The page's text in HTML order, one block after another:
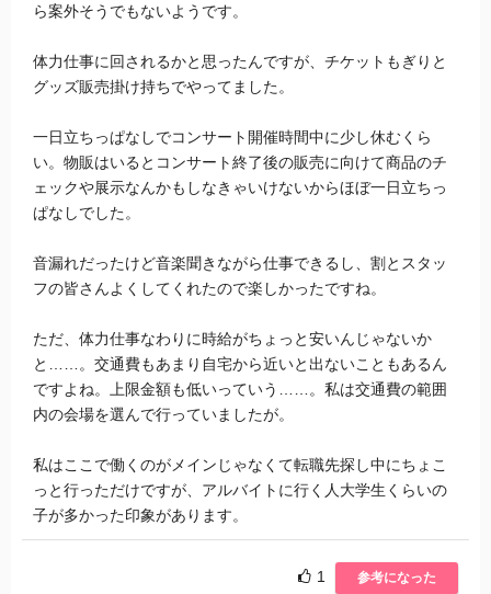
ら案外そうでもないようです。
体力仕事に回されるかと思ったんですが、チケットもぎりと
グッズ販売掛け持ちでやってました。
一日立ちっぱなしでコンサート開催時間中に少し休むくら
い。物販はいるとコンサート終了後の販売に向けて商品のチ
ェックや展示なんかもしなきゃいけないからほぼ一日立ちっ
ぱなしでした。
音漏れだったけど音楽聞きながら仕事できるし、割とスタッ
フの皆さんよくしてくれたので楽しかったですね。
ただ、体力仕事なわりに時給がちょっと安いんじゃないか
と……。交通費もあまり自宅から近いと出ないこともあるん
ですよね。上限金額も低いっていう……。私は交通費の範囲
内の会場を選んで行っていましたが。
私はここで働くのがメインじゃなくて転職先探し中にちょこ
っと行っただけですが、アルバイトに行く人大学生くらいの
子が多かった印象があります。
1 参考になった